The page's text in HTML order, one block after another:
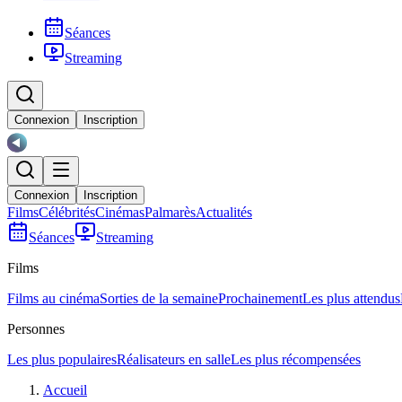
Séances
Streaming
Connexion Inscription
Connexion Inscription
FilmsCélébritésCinémasPalmarèsActualités
Séances
Streaming
Films
Films au cinémaSorties de la semaineProchainementLes plus attendus
Personnes
Les plus populairesRéalisateurs en salleLes plus récompensées
Accueil